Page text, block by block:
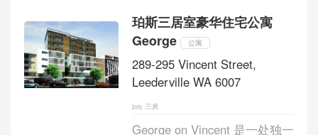
供了难得的机会。由于只剩下
四套房屋，这...
珀斯三居室豪华住宅公寓
George
公寓
289-295 Vincent Street,
Leederville WA 6007
三房
George on Vincent 是一处独一